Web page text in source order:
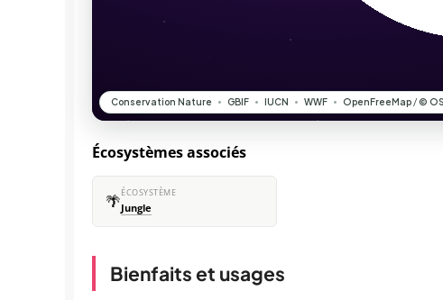
Écosystèmes associés
🌴ÉCOSYSTÈME
Jungle
Bienfaits et usages